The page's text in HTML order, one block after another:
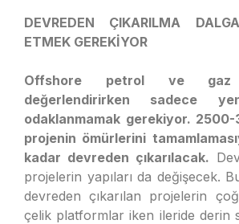
DEVREDEN ÇIKARILMA
ETMEK GEREKİYOR
Offshore petrol ve gaz
değerlendirirken sadece
odaklanmamak gerekiyor.
projenin ömürlerini
kadar devreden çıkarılacak.
projelerin yapıları da değişecek.
devreden çıkarılan projelerin
çelik platformlar iken ileride derin